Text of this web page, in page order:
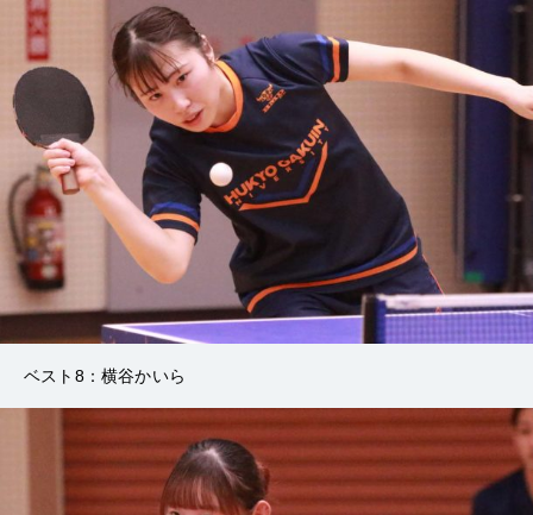
ベスト8：横谷かいら